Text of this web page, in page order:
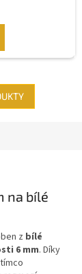
na bílé
z bílé
6 mm. Díky